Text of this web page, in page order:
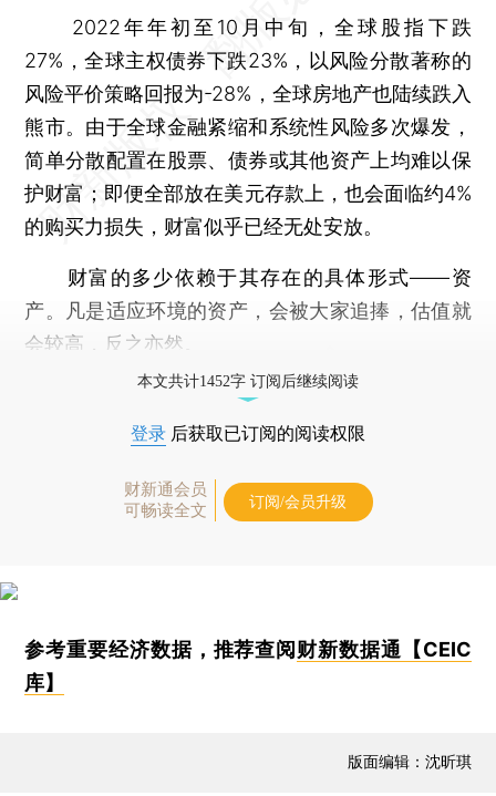
2022年年初至10月中旬，全球股指下跌
27%，全球主权债券下跌23%，以风险分散著称的
风险平价策略回报为-28%，全球房地产也陆续跌入
熊市。由于全球金融紧缩和系统性风险多次爆发，
简单分散配置在股票、债券或其他资产上均难以保
护财富；即便全部放在美元存款上，也会面临约4%
的购买力损失，财富似乎已经无处安放。
财富的多少依赖于其存在的具体形式——资
产。凡是适应环境的资产，会被大家追捧，估值就
会较高，反之亦然。
本文共计1452字 订阅后继续阅读
登录 后获取已订阅的阅读权限
财新通会员
可畅读全文
订阅/会员升级
参考重要经济数据，推荐查阅财新数据通【CEIC
库】
版面编辑：沈昕琪